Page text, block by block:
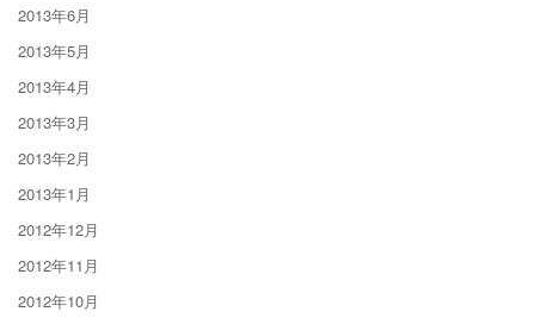
2013年6月
2013年5月
2013年4月
2013年3月
2013年2月
2013年1月
2012年12月
2012年11月
2012年10月